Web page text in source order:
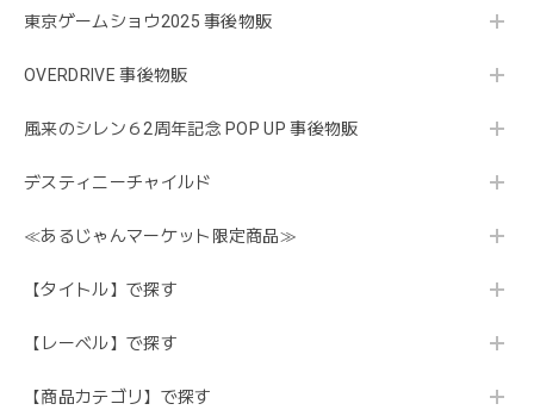
東京ゲームショウ2025 事後物販
OVERDRIVE 事後物販
風来のシレン６2周年記念 POP UP 事後物販
デスティニーチャイルド
≪あるじゃんマーケット限定商品≫
【タイトル】で探す
【レーベル】で探す
【商品カテゴリ】で探す